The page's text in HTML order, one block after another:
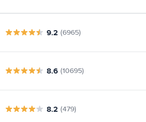
9.2 (6965)
8.6 (10695)
8.2 (479)